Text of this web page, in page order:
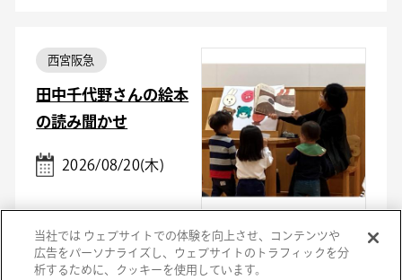
西宮阪急
田中千代野さんの絵本
の読み聞かせ
2026/08/20(木)
無料
当社では ウェブサイトでの体験を向上させ、コンテンツや
広告をパーソナライズし、ウェブサイトのトラフィックを分
析するために、クッキーを使用しています。